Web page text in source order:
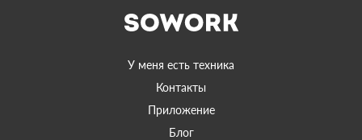
У меня есть техника
Контакты
Приложение
Блог